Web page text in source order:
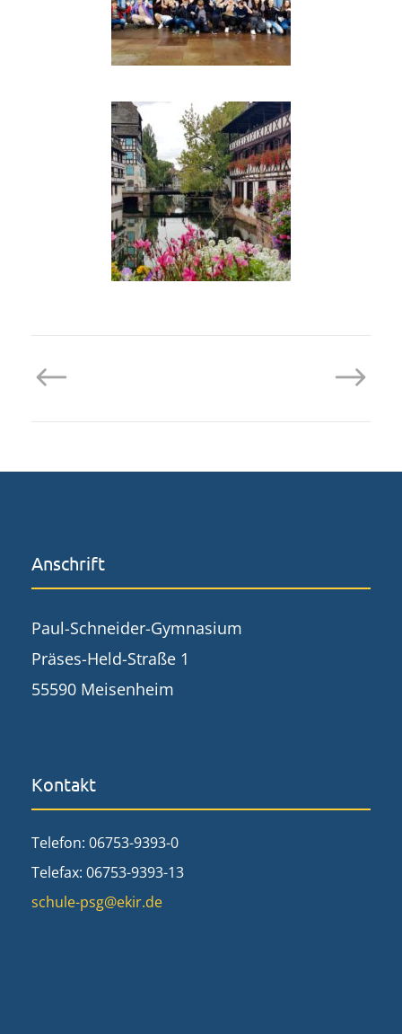
Anschrift
Paul-Schneider-Gymnasium
Präses-Held-Straße 1
55590 Meisenheim
Kontakt
Telefon: 06753-9393-0
Telefax: 06753-9393-13
schule-psg@ekir.de